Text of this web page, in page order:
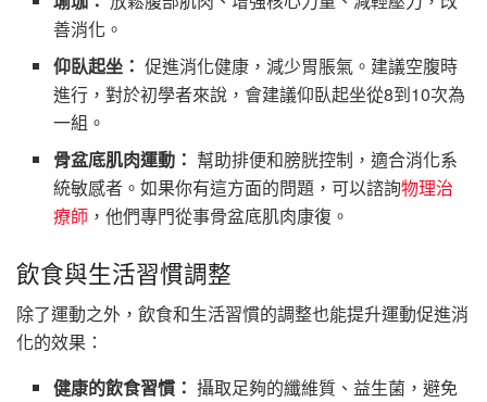
善消化。
仰臥起坐： 促進消化健康，減少胃脹氣。建議空腹時
進行，對於初學者來說，會建議仰臥起坐從8到10次為
一組。
骨盆底肌肉運動： 幫助排便和膀胱控制，適合消化系
統敏感者。如果你有這方面的問題，可以諮詢物理治
療師 ，他們專門從事骨盆底肌肉康復。
飲食與生活習慣調整
除了運動之外，飲食和生活習慣的調整也能提升運動促進消
化的效果：
健康的飲食習慣： 攝取足夠的纖維質、益生菌，避免